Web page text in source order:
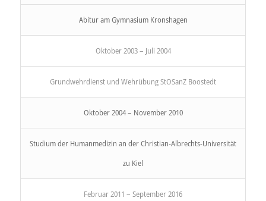
Abitur am Gymnasium Kronshagen
Oktober 2003 – Juli 2004
Grundwehrdienst und Wehrübung StOSanZ Boostedt
Oktober 2004 – November 2010
Studium der Humanmedizin an der Christian-Albrechts-Universität
zu Kiel
Februar 2011 – September 2016